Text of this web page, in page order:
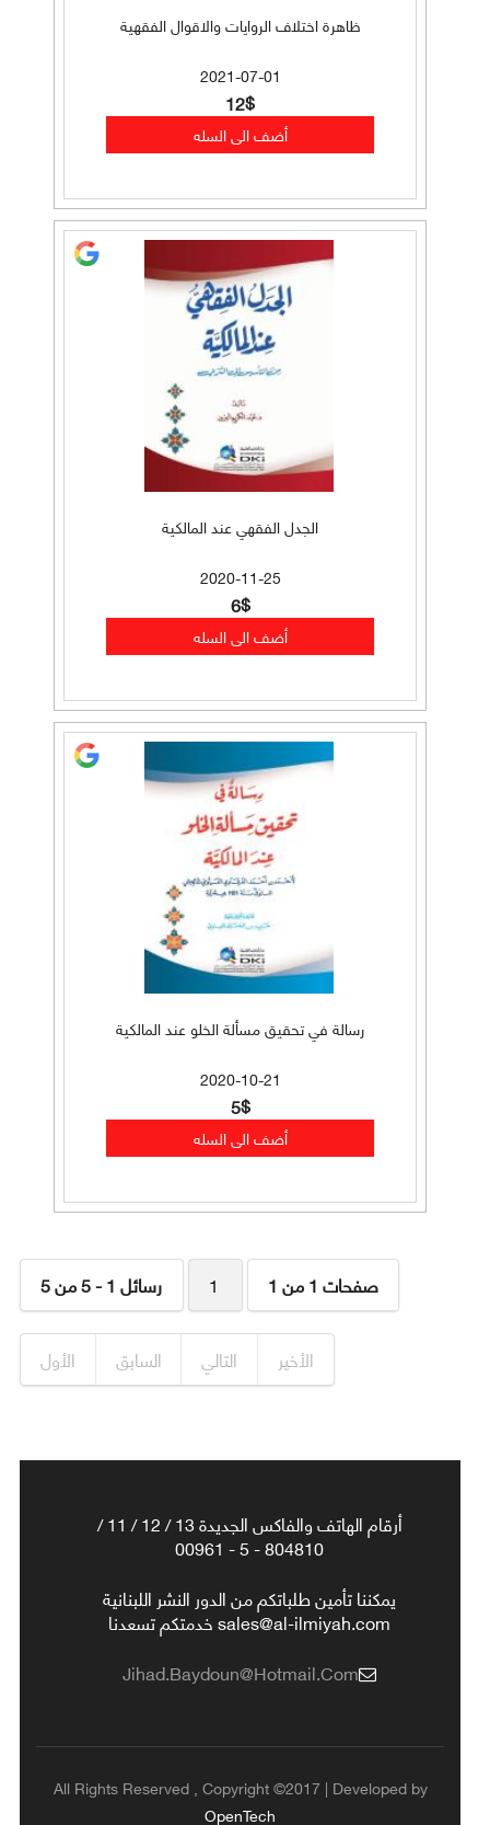
ظاهرة اختلاف الروايات والاقوال الفقهية
2021-07-01
12$
الجدل الفقهي عند المالكية
2020-11-25
6$
رسالة في تحقيق مسألة الخلو عند المالكية
2020-10-21
5$
رسائل 1 - 5 من 5 1 صفحات 1 من 1
الأول السابق التالي الأخير
أرقام الهاتف والفاكس الجديدة 13 / 12 / 11 /
804810 - 5 - 00961
يمكننا تأمين طلباتكم من الدور النشر اللبنانية
sales@al-ilmiyah.com خدمتكم تسعدنا
Jihad.baydoun@hotmail.com
All Rights Reserved , Copyright ©2017 | Developed by
OpenTech